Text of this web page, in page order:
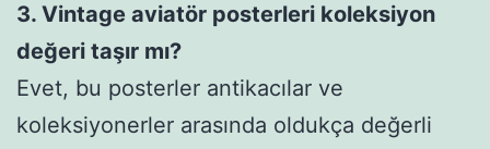
3. Vintage aviatör posterleri koleksiyon
değeri taşır mı?
Evet, bu posterler antikacılar ve
koleksiyonerler arasında oldukça değerli